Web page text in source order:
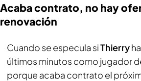
Acaba contrato, no hay
renovación
Cuando se especula siThierry
últimos minutos como jugador
porque acaba contrato el